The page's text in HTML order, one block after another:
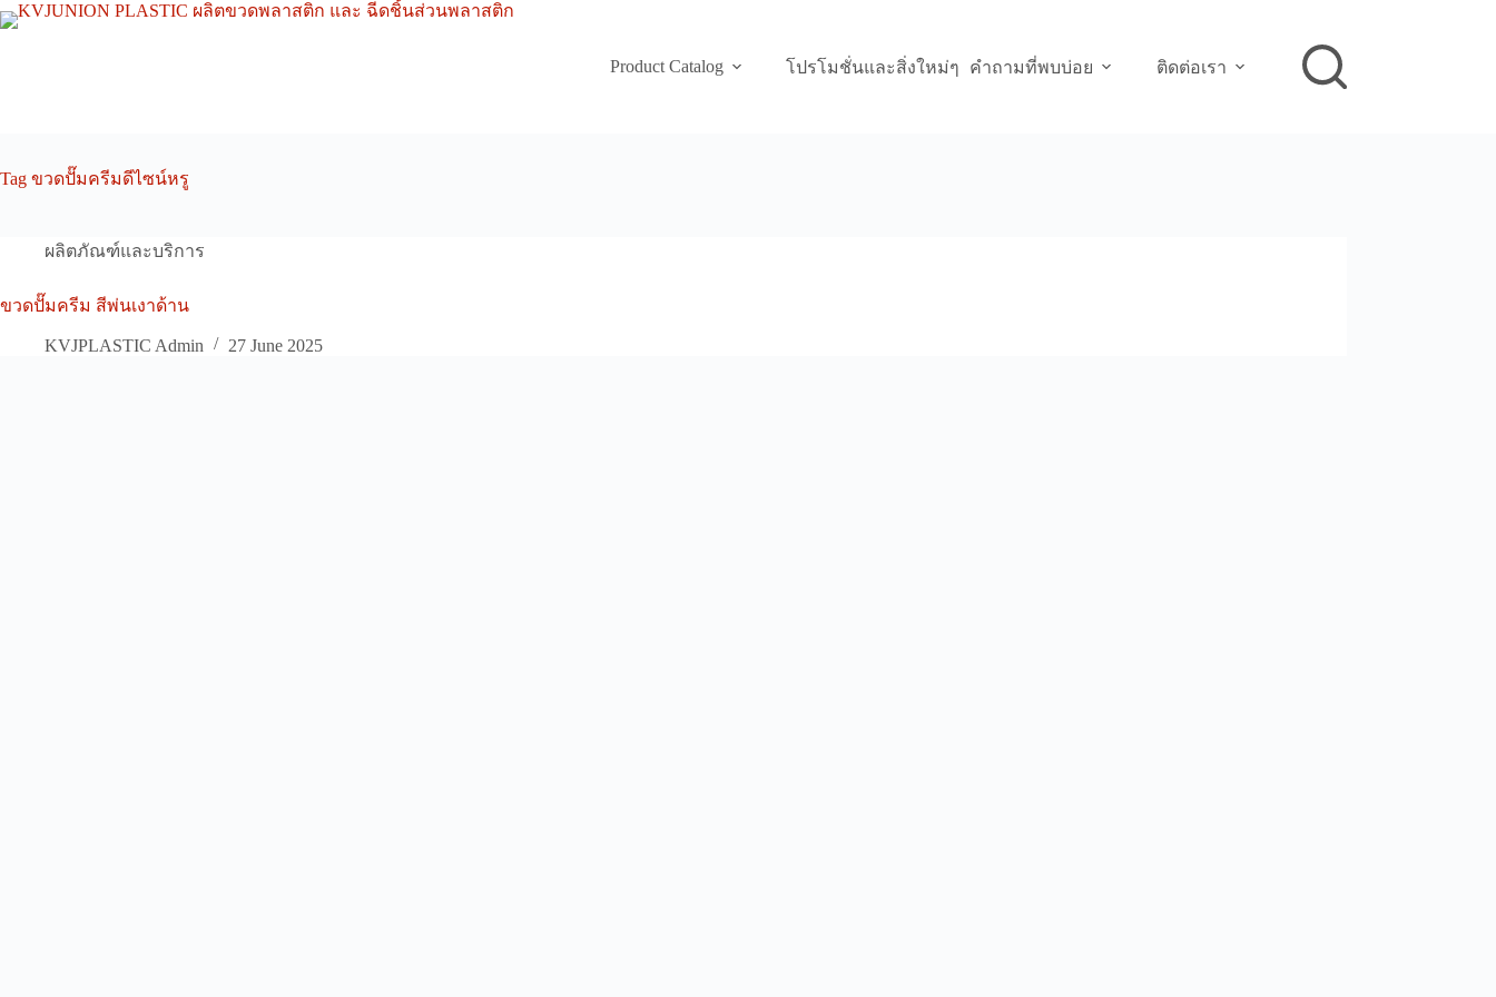
Skip
to
Product Catalog
โปรโมชั่นและสิ่งใหม่ๆ คำถามที่พบบ่อย ติดต่อเรา
Tag ขวดปั๊มครีมดีไซน์หรู
ผลิตภัณฑ์และบริการ
ขวดปั๊มครีม สีพ่นเงาด้าน
KVJPLASTIC Admin 27 June 2025